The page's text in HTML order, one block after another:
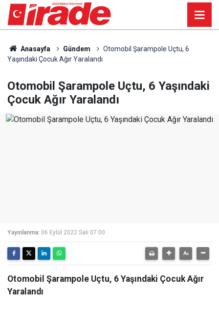
Anasayfa Gündem
Otomobil Şarampole Uçtu, 6
Yaşındaki Çocuk Ağır Yaralandı
Otomobil Şarampole Uçtu, 6 Yaşındaki
Çocuk Ağır Yaralandı
Yayınlanma: 06 Eylül 2022 Salı 07:00
Otomobil Şarampole Uçtu, 6 Yaşındaki Çocuk Ağır
Yaralandı